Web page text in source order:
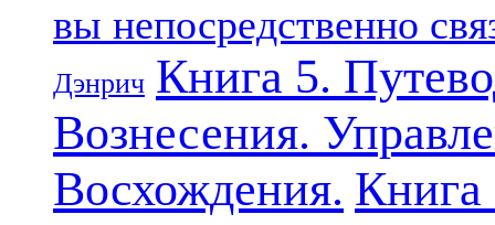
вы непосредственно
Дэнрич Книга 5.
Вознесения.
Восхождения. Книга